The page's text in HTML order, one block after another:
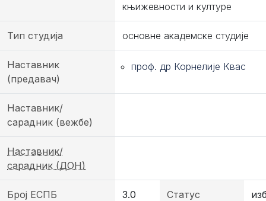
књижевности и културе
Тип студија основне академске студије
Наставник
(предавач)
проф. др Корнелије Квас
Наставник/
сарадник (вежбе)
Наставник/
сарадник (ДОН)
Број ЕСПБ 3.0
Статус